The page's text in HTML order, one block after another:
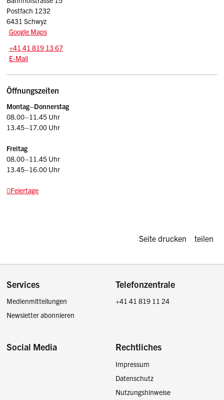
Postfach 1232
6431 Schwyz
Google Maps
Tel.:
+41 41 819 13 67
E-Mail: ggst.stv
E-Mail
Öffnungszeiten
Montag–Donnerstag
08.00–11.45 Uhr
13.45–17.00 Uhr
Freitag
08.00–11.45 Uhr
13.45–16.00 Uhr
Feiertage
Diese Seite
Seite drucken teilen
Footer
Services
Medienmitteilungen
Newsletter abonnieren
Telefonzentrale
+41 41 819 11 24
Social Media Rechtliches
Impressum
Datenschutz
Nutzungshinweise